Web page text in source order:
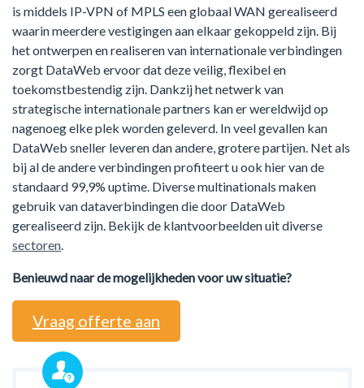
is middels IP-VPN of MPLS een globaal WAN gerealiseerd
waarin meerdere vestigingen aan elkaar gekoppeld zijn. Bij
het ontwerpen en realiseren van internationale verbindingen
zorgt DataWeb ervoor dat deze veilig, flexibel en
toekomstbestendig zijn. Dankzij het netwerk van
strategische internationale partners kan er wereldwijd op
nagenoeg elke plek worden geleverd. In veel gevallen kan
DataWeb sneller leveren dan andere, grotere partijen. Net als
bij al de andere verbindingen profiteert u ook hier van de
standaard 99,9% uptime. Diverse multinationals maken
gebruik van dataverbindingen die door DataWeb
gerealiseerd zijn. Bekijk de klantvoorbeelden uit diverse
sectoren
Benieuwd naar de mogelijkheden voor uw situatie?
Vraag offerte aan